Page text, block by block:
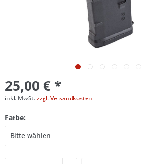
25,00 € *
inkl. MwSt.zzgl. Versandkosten
Farbe: